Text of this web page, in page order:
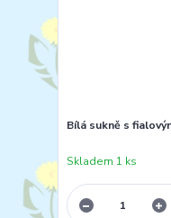
Bílá sukně s
Skladem 1 ks